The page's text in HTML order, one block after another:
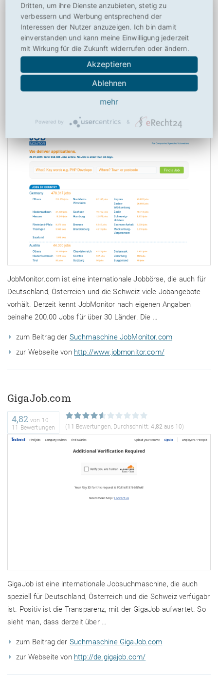
Auch Detailpläne wie für Niederschläge, Wind, Bewäölung …
zum Beitrag der Suchmaschine Wetter.at
zur Webseite vonhttp://www.wetter.at/
JobMonitor.com
15 Bewertungen
15Bewertungen, Durchschnitt: 4,87aus 10)
JobMonitor.com ist eine internationale Jobbörse, die auch für
Deutschland, Österreich und die Schweiz viele Jobangebote
vorhält. Derzeit kennt JobMonitor nach eigenen Angaben
beinahe 200.00 Jobs für über 30 Länder. Die …
zum Beitrag der Suchmaschine JobMonitor.com
zur Webseite von http://www.jobmonitor.com/
GigaJob.com
4,82 von 10
11 Bewertungen
(11 Bewertungen, Durchschnitt:4,82 aus 10)
GigaJob ist eine internationale Jobsuchmaschine, die auch
speziell für Deutschland, Österreich und die Schweiz verfügabr
ist. Positiv ist die Transparenz, mit der GigaJob aufwartet. So
sieht man, dass derzeit über …
zum Beitrag der Suchmaschine GigaJob.com
zur Webseite von http://de.gigajob.com/
Dritten, um ihre Dienste anzubieten, stetig zu
verbessern und Werbung entsprechend der
Interessen der Nutzer anzuzeigen. Ich bin damit
einverstanden und kann meine Einwilligung jederzeit
mit Wirkung für die Zukunft widerrufen oder ändern.
Akzeptieren
Ablehnen
mehr
Powered by &